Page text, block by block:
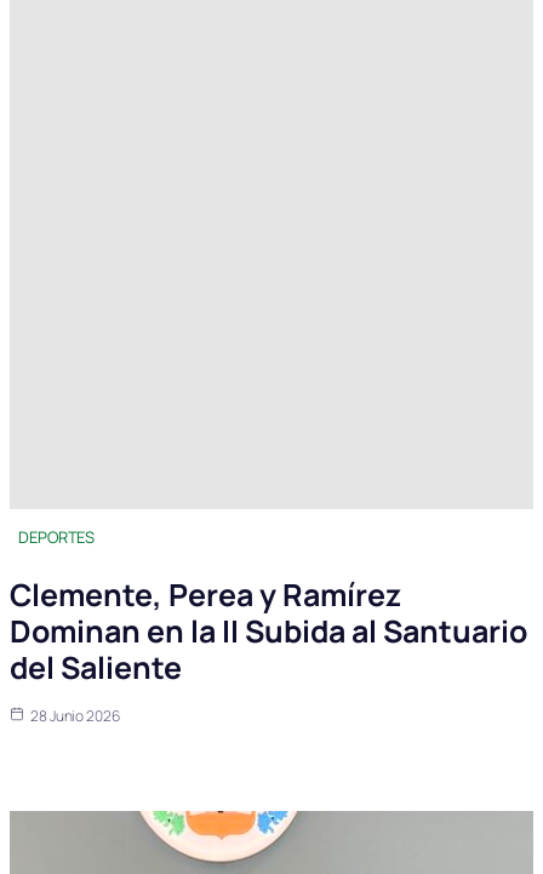
DEPORTES
Clemente, Perea y Ramírez
Dominan en la II Subida al Santuario
del Saliente
28 Junio 2026